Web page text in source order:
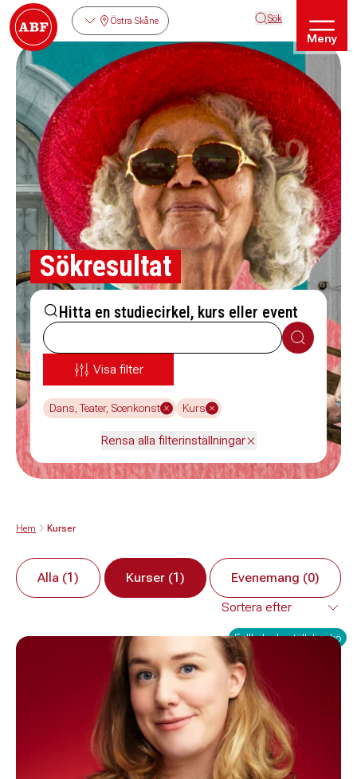
Östra Skåne Sök
Meny
Sökresultat
Hitta en studiecirkel, kurs eller event
Sök
Visa filter
Dans, Teater, Scenkonst Kurs
Rensa alla filterinställningar
Hem Kurser
Alla (1) Kurser (1) Evenemang (0)
Fullbokad - ställ dig i kö